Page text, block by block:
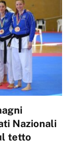
Nazionali
tetto